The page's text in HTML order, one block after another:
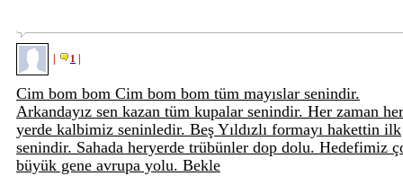
1
Cim bom bom Cim bom bom tüm mayıslar senindir.
Arkandayız sen kazan tüm kupalar senindir. Her zaman her
yerde kalbimiz seninledir. Beş Yıldızlı formayı hakettin ilk
senindir. Sahada heryerde trübünler dop dolu. Hedefimiz
büyük gene avrupa yolu. Bekle